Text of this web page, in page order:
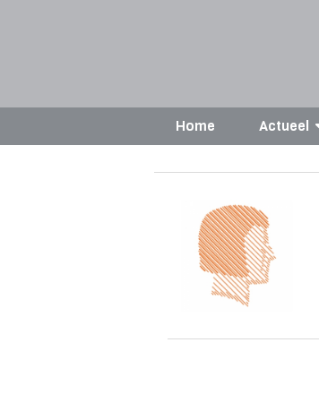
Home Actueel